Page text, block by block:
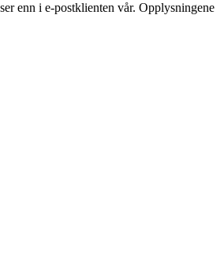
enn i e‑postklienten vår. Opplysningene